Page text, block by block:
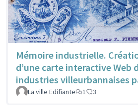
Mémoire industrielle.
d’une carte interactive Web
industries villeurbannaises
La ville Edifiante 1 3